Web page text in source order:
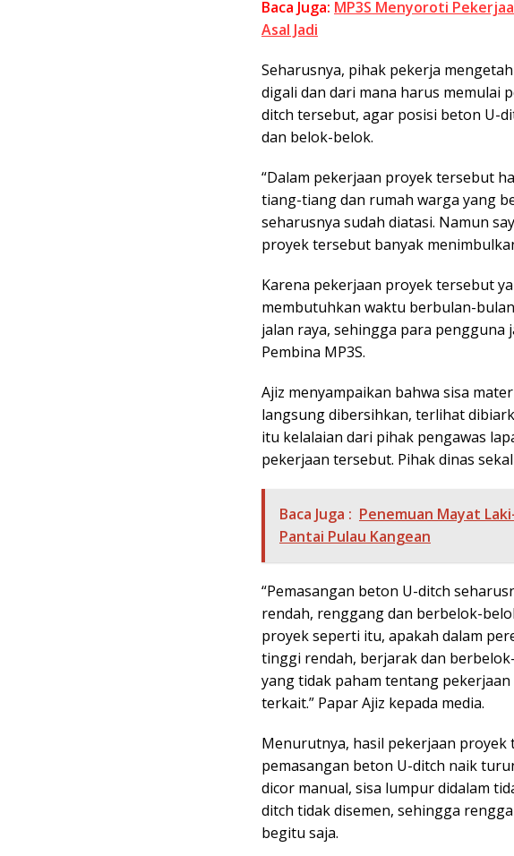
Baca Juga: MP3S Menyoroti
Asal Jadi
Seharusnya, pihak pekerja
digali dan dari mana harus memulai
ditch tersebut, agar posisi beton U-
dan belok-belok.
“Dalam pekerjaan proyek tersebut
tiang-tiang dan rumah warga yang
seharusnya sudah diatasi. Namun
proyek tersebut banyak
Karena pekerjaan proyek tersebut
membutuhkan waktu berbulan-
jalan raya, sehingga para pengguna
Pembina MP3S.
Ajiz menyampaikan bahwa sisa
langsung dibersihkan, terlihat
itu kelalaian dari pihak pengawas
pekerjaan tersebut. Pihak dinas
Baca Juga : Penemuan Mayat
Pantai Pulau Kangean
“Pemasangan beton U-ditch
rendah, renggang dan berbelok-
proyek seperti itu, apakah dalam
tinggi rendah, berjarak dan
yang tidak paham tentang
terkait.” Papar Ajiz kepada media.
Menurutnya, hasil pekerjaan
pemasangan beton U-ditch naik
dicor manual, sisa lumpur didalam
ditch tidak disemen, sehingga
begitu saja.